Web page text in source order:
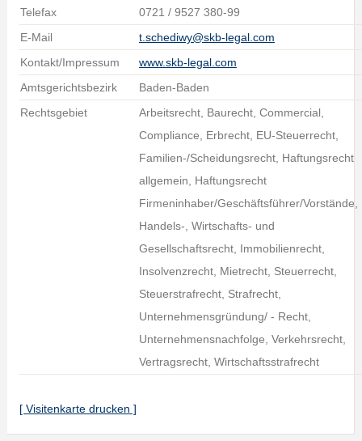
Telefax
0721 / 9527 380-99
E-Mail
t.schediwy@skb-legal.com
Kontakt/Impressum
www.skb-legal.com
Amtsgerichtsbezirk
Baden-Baden
Rechtsgebiet
Arbeitsrecht, Baurecht, Commercial,
Compliance, Erbrecht, EU-Steuerrecht,
Familien-/Scheidungsrecht, Haftungsrecht
allgemein, Haftungsrecht
Firmeninhaber/Geschäftsführer/Vorstände,
Handels-, Wirtschafts- und
Gesellschaftsrecht, Immobilienrecht,
Insolvenzrecht, Mietrecht, Steuerrecht,
Steuerstrafrecht, Strafrecht,
Unternehmensgründung/ - Recht,
Unternehmensnachfolge, Verkehrsrecht,
Vertragsrecht, Wirtschaftsstrafrecht
[ Visitenkarte drucken ]